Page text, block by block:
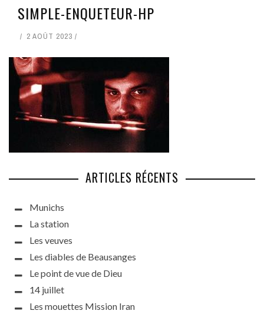
SIMPLE-ENQUETEUR-HP
2 AOÛT 2023
ARTICLES RÉCENTS
Munichs
La station
Les veuves
Les diables de Beausanges
Le point de vue de Dieu
14 juillet
Les mouettes Mission Iran